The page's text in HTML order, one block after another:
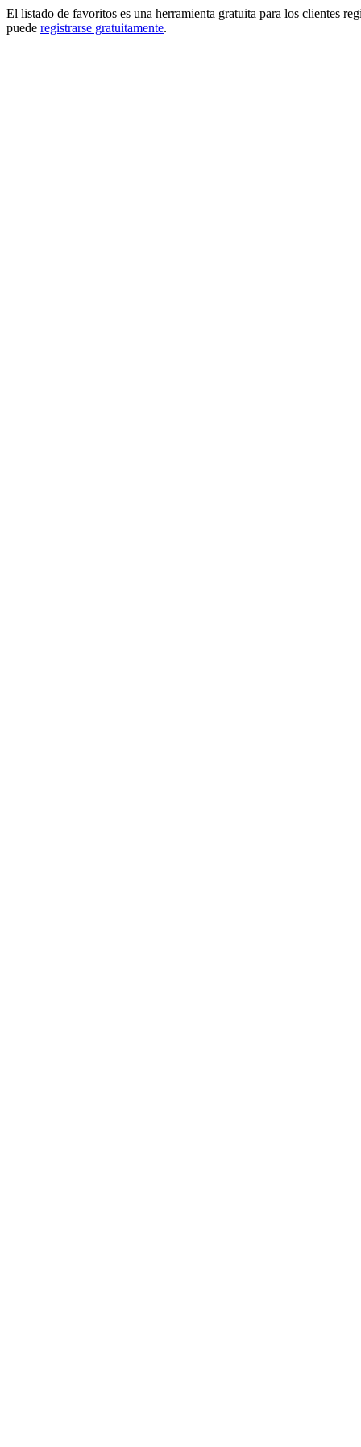
El listado de favoritos es una herramienta gratuita para los clientes
puede registrarse gratuitamente.